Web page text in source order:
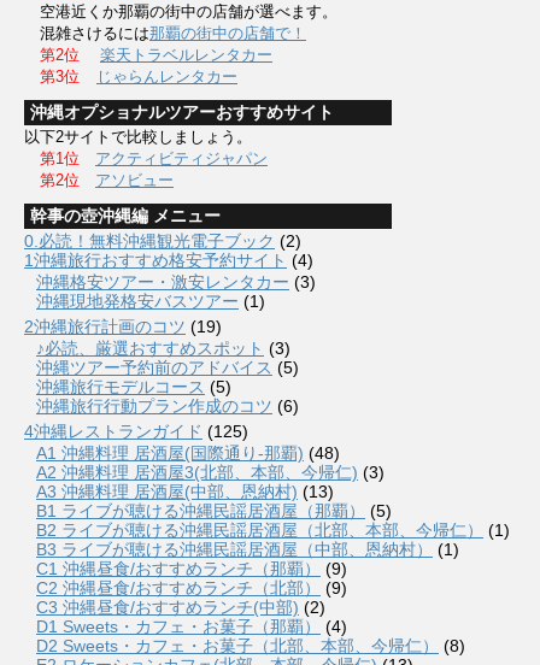
空港近くか那覇の街中の店舗が選べます。
混雑さけるには那覇の街中の店舗で！
第2位
楽天トラベルレンタカー
第3位
じゃらんレンタカー
沖縄オプショナルツアーおすすめサイト
以下2サイトで比較しましょう。
第1位
アクティビティジャパン
第2位
アソビュー
幹事の壺沖縄編 メニュー
0.必読！無料沖縄観光電子ブック (2)
1沖縄旅行おすすめ格安予約サイト (4)
沖縄格安ツアー・激安レンタカー (3)
沖縄現地発格安バスツアー (1)
2沖縄旅行計画のコツ (19)
♪必読、厳選おすすめスポット (3)
沖縄ツアー予約前のアドバイス (5)
沖縄旅行モデルコース (5)
沖縄旅行行動プラン作成のコツ (6)
4沖縄レストランガイド (125)
A1 沖縄料理 居酒屋(国際通り-那覇) (48)
A2 沖縄料理 居酒屋3(北部、本部、今帰仁) (3)
A3 沖縄料理 居酒屋(中部、恩納村) (13)
B1 ライブが聴ける沖縄民謡居酒屋（那覇）
(5)
B2 ライブが聴ける沖縄民謡居酒屋（北部、本部、今帰仁）
(1)
B3 ライブが聴ける沖縄民謡居酒屋（中部、恩納村）
(1)
C1 沖縄昼食/おすすめランチ（那覇）
(9)
C2 沖縄昼食/おすすめランチ（北部）
(9)
C3 沖縄昼食/おすすめランチ(中部) (2)
D1 Sweets・カフェ・お菓子（那覇）
(4)
D2 Sweets・カフェ・お菓子（北部、本部、今帰仁）
(8)